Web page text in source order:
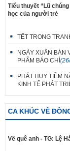
Tiểu thuyết “Lũ
học của người trẻ
TẾT TRONG
NGÀY XUÂN BÀN
PHẨM BÁO CHÍ
PHÁT HUY TIỀM
KINH TẾ PHÁT
CA KHÚC VỀ
Về quê anh - TG: Lệ